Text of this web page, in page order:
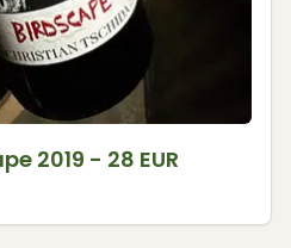
2019 - 28 EUR